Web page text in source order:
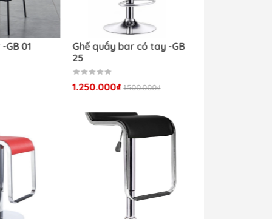
GB 01
Ghế quầy bar có tay -GB
25
1.250.000₫ 1.500.000₫